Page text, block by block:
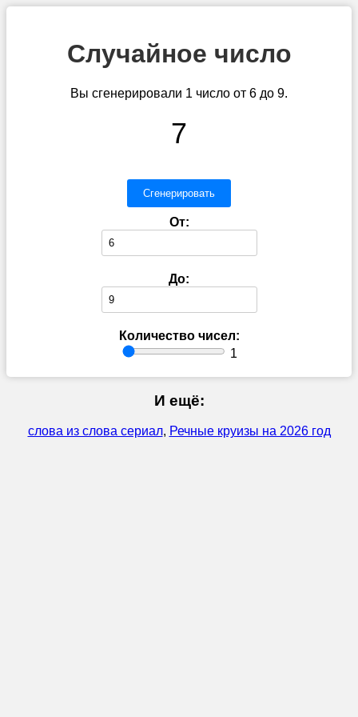
Случайное число
Вы сгенерировали 1 число от 6 до 9.
7
Сгенерировать
От:
До:
Количество чисел:
1
И ещё:
слова из слова сериал, Речные круизы на 2026 год